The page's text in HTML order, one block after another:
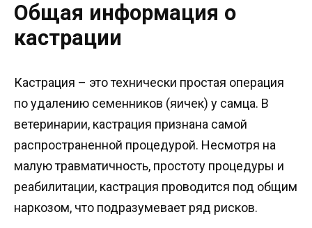
Общая информация о
кастрации
Кастрация – это технически простая операция
по удалению семенников (яичек) у самца. В
ветеринарии, кастрация признана самой
распространенной процедурой. Несмотря на
малую травматичность, простоту процедуры и
реабилитации, кастрация проводится под общим
наркозом, что подразумевает ряд рисков.